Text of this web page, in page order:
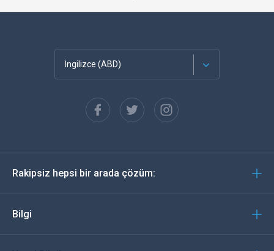
İngilizce (ABD)
Español
Almanca
Rakipsiz hepsi bir arada çözüm:
Bilgi